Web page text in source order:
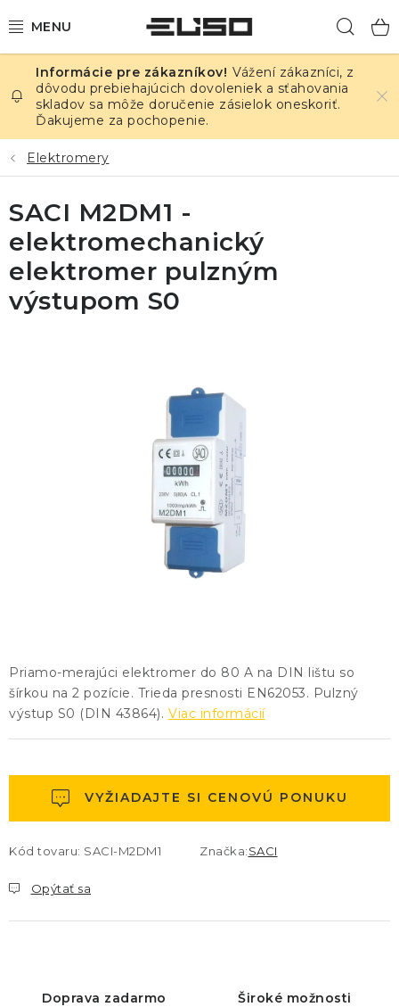
na
ELEKTRINA
TEPLOTA A VLHKOSŤ
TLAK A ÚNIKY
ZÁZNAMNÍKY
KALIBRÁCIA
TLAČ DPS
GDPR
Vážení zákazníci, z
dôvodu prebiehajúcich dovoleniek a sťahovania
skladov sa môže doručenie zásielok oneskoriť.
Ďakujeme za pochopenie.
Elektromery
Priamo-merajúci elektromer do 80 A na DIN lištu so
šírkou na 2 pozície. Trieda presnosti EN62053. Pulzný
výstup S0 (DIN 43864). Viac informácií
VYŽIADAJTE SI CENOVÚ PONUKU
Kód tovaru: SACI-M2DM1 Značka:SACI
Opýtať sa
SACI M2DM1 -
elektromechanický
elektromer pulzným
výstupom S0
Doprava zadarmo Široké možnosti